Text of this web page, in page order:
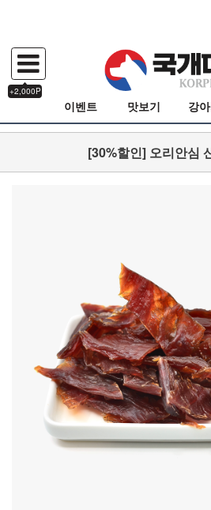
+2,000P
이벤트 맛보기 강
[30%할인] 오리안심